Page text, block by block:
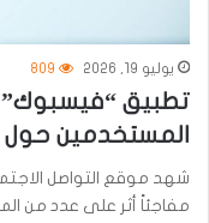
يوليو 19, 2026 809
تطبيق
المستخدمين حول
شهد موقع التواصل
مفاجئاً أثر على عدد من